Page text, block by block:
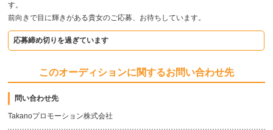
す。
前向きで目に輝きがある貴女のご応募、お待ちしています。
応募締め切りを過ぎています
このオーディションに関するお問い合わせ先
問い合わせ先
Takanoプロモーション株式会社